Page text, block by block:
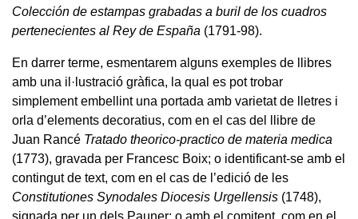
Colección de estampas grabadas a buril de los cuadros
pertenecientes al Rey de España (1791-98).
En darrer terme, esmentarem alguns exemples de llibres
amb una il·lustració gràfica, la qual es pot trobar
simplement embellint una portada amb varietat de lletres i
orla d’elements decoratius, com en el cas del llibre de
Juan Rancé Tratado theorico-practico de materia medica
(1773), gravada per Francesc Boix; o identificant-se amb el
contingut de text, com en el cas de l’edició de les
Constitutiones Synodales Diocesis Urgellensis (1748),
signada per un dels Pauner; o amb el comitent, com en el